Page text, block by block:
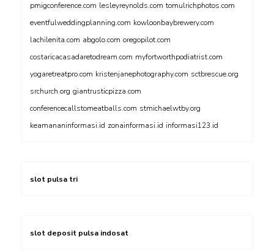
pmigconference.com lesleyreynolds.com tomulrichphotos.com
eventfulweddingplanning.com kowloonbaybrewery.com
lachilenita.com abgolo.com oregopilot.com
costaricacasadaretodream.com myfortworthpodiatrist.com
yogaretreatpro.com kristenjanephotography.com sctbrescue.org
srchurch.org giantrusticpizza.com
conferencecallstomeatballs.com stmichaelwtby.org
keamananinformasi.id zonainformasi.id informasi123.id
slot pulsa tri
slot deposit pulsa indosat